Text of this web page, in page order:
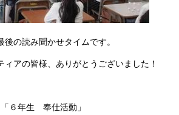
後の読み聞かせタイムです。
ィアの皆様、ありがとうございました！
「６年生 奉仕活動」